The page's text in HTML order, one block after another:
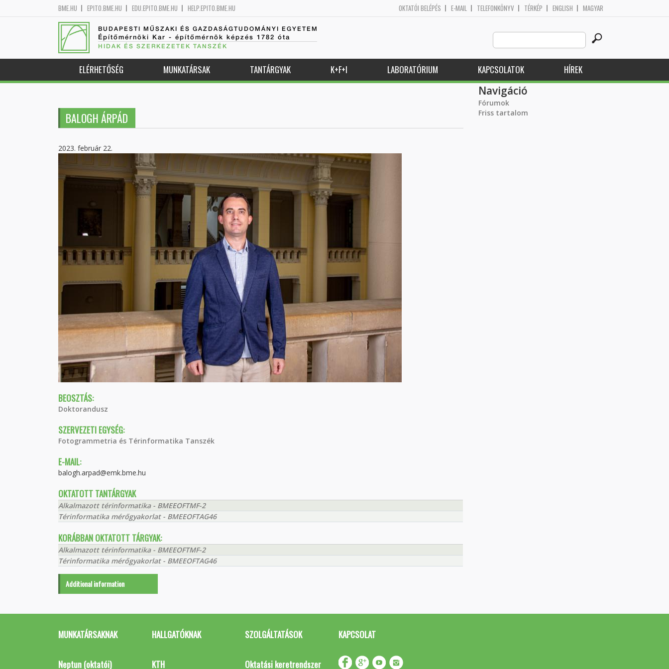
BME.HU EPITO.BME.HU EDU.EPITO.BME.HU HELP.EPITO.BME.HU OKTATÓI BELÉPÉS E-MAIL TELEFONKÖNYV TÉRKÉP ENGLISH MAGYAR
BUDAPESTI MŰSZAKI ÉS GAZDASÁGTUDOMÁNYI EGYETEM
Építőmérnöki Kar - építőmérnök képzés 1782 óta
HIDAK ÉS SZERKEZETEK TANSZÉK
Search
this
site
ELÉRHETŐSÉG MUNKATÁRSAK TANTÁRGYAK K+F+I LABORATÓRIUM KAPCSOLATOK HÍREK
BALOGH ÁRPÁD
2023. február 22.
BEOSZTÁS:
Doktorandusz
SZERVEZETI EGYSÉG:
Fotogrammetria és Térinformatika Tanszék
E-MAIL:
balogh.arpad@emk.bme.hu
OKTATOTT TANTÁRGYAK
Alkalmazott térinformatika - BMEEOFTMF-2
Térinformatika mérőgyakorlat - BMEEOFTAG46
KORÁBBAN OKTATOTT TÁRGYAK:
Alkalmazott térinformatika - BMEEOFTMF-2
Térinformatika mérőgyakorlat - BMEEOFTAG46
Additional information
Navigáció
Fórumok
Friss tartalom
MUNKATÁRSAKNAK
Neptun (oktatói)
HALLGATÓKNAK
KTH
SZOLGÁLTATÁSOK
Oktatási keretrendszer
KAPCSOLAT